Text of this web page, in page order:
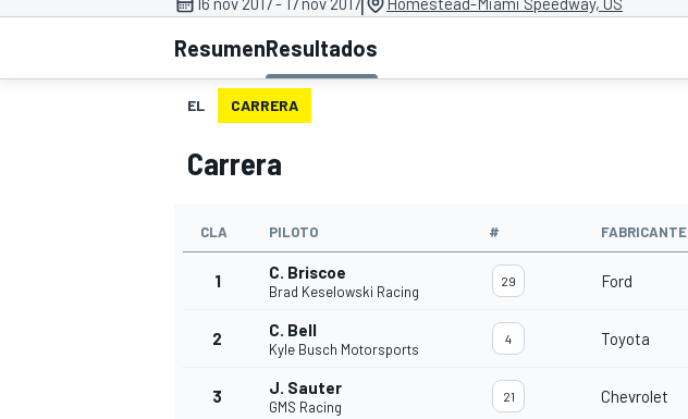
INDYCAR
ResumenResultados
EL CARRERA
Carrera
CLA PILOTO # FABRICANTE
1 C. Briscoe
Brad Keselowski Racing
29 Ford
2 C. Bell
Kyle Busch Motorsports
4 Toyota
3 J. Sauter
GMS Racing
21 Chevrolet